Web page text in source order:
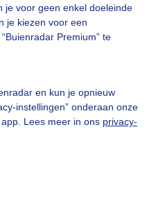
je voor geen enkel doeleinde
je kiezen voor een
Premium” te
en kun je opnieuw
instellingen” onderaan onze
Lees meer in ons privacy-